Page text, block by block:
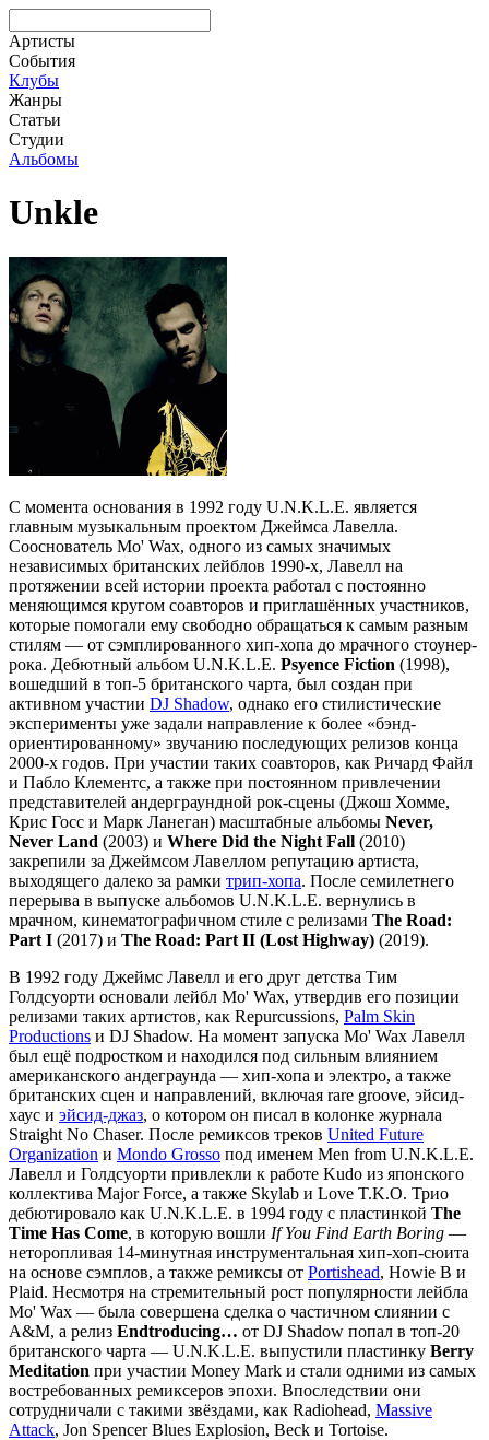
Артисты
События
Клубы
Жанры
Статьи
Студии
Альбомы
Unkle
С момента основания в 1992 году U.N.K.L.E. является
главным музыкальным проектом Джеймса Лавелла.
Сооснователь Mo' Wax, одного из самых значимых
независимых британских лейблов 1990-х, Лавелл на
протяжении всей истории проекта работал с постоянно
меняющимся кругом соавторов и приглашённых участников,
которые помогали ему свободно обращаться к самым разным
стилям — от сэмплированного хип-хопа до мрачного стоунер-
рока. Дебютный альбом U.N.K.L.E. Psyence Fiction (1998),
вошедший в топ-5 британского чарта, был создан при
активном участии DJ Shadow, однако его стилистические
эксперименты уже задали направление к более «бэнд-
ориентированному» звучанию последующих релизов конца
2000-х годов. При участии таких соавторов, как Ричард Файл
и Пабло Клементс, а также при постоянном привлечении
представителей андерграундной рок-сцены (Джош Хомме,
Крис Госс и Марк Ланеган) масштабные альбомы Never,
Never Land (2003) и Where Did the Night Fall (2010)
закрепили за Джеймсом Лавеллом репутацию артиста,
выходящего далеко за рамки трип-хопа. После семилетнего
перерыва в выпуске альбомов U.N.K.L.E. вернулись в
мрачном, кинематографичном стиле с релизами The Road:
Part I (2017) и The Road: Part II (Lost Highway) (2019).
В 1992 году Джеймс Лавелл и его друг детства Тим
Голдсуорти основали лейбл Mo' Wax, утвердив его позиции
релизами таких артистов, как Repurcussions, Palm Skin
Productions и DJ Shadow. На момент запуска Mo' Wax Лавелл
был ещё подростком и находился под сильным влиянием
американского андеграунда — хип-хопа и электро, а также
британских сцен и направлений, включая rare groove, эйсид-
хаус и эйсид-джаз, о котором он писал в колонке журнала
Straight No Chaser. После ремиксов треков United Future
Organization и Mondo Grosso под именем Men from U.N.K.L.E.
Лавелл и Голдсуорти привлекли к работе Kudo из японского
коллектива Major Force, а также Skylab и Love T.K.O. Трио
дебютировало как U.N.K.L.E. в 1994 году с пластинкой The
Time Has Come, в которую вошли If You Find Earth Boring —
неторопливая 14-минутная инструментальная хип-хоп-сюита
на основе сэмплов, а также ремиксы от Portishead, Howie B и
Plaid. Несмотря на стремительный рост популярности лейбла
Mo' Wax — была совершена сделка о частичном слиянии с
A&M, а релиз Endtroducing… от DJ Shadow попал в топ-20
британского чарта — U.N.K.L.E. выпустили пластинку Berry
Meditation при участии Money Mark и стали одними из самых
востребованных ремиксеров эпохи. Впоследствии они
сотрудничали с такими звёздами, как Radiohead, Massive
Attack, Jon Spencer Blues Explosion, Beck и Tortoise.